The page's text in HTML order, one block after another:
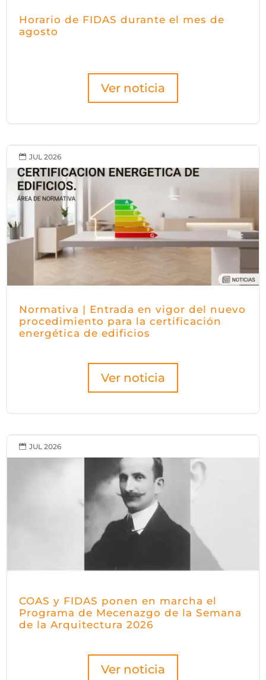
Horario de FIDAS durante el mes de
agosto
Ver noticia
Normativa | Entrada en vigor del nuevo
procedimiento para la certificación
energética de edificios
Ver noticia
 JUL 2026
COAS y FIDAS ponen en marcha el
Programa de Mecenazgo de la Semana
de la Arquitectura 2026
Ver noticia
 JUL 2026